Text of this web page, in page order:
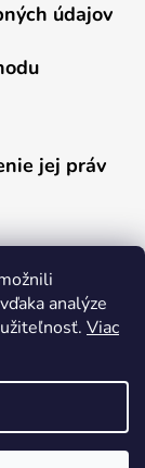
analýze
Viac
údajov
jej práv